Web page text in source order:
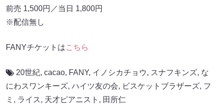
前売 1,500円／当日 1,800円
※配信無し
FANYチケットはこちら
20世紀, cacao, FANY, イノシカチョウ, スナフキンズ, な
にわスワンキーズ, ハイツ友の会, ビスケットブラザーズ, フ
ミ , ライス, 天才ピアニスト , 田所仁